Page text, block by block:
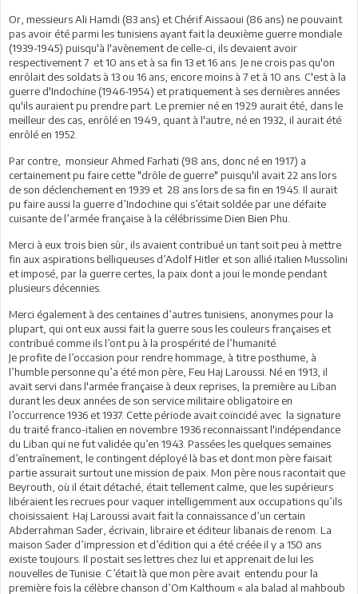
Or, messieurs Ali Hamdi (83 ans) et Chérif Aissaoui (86 ans) ne pouvaint
pas avoir été parmi les tunisiens ayant fait la deuxième guerre mondiale
(1939-1945) puisqu'à l'avènement de celle-ci, ils devaient avoir
respectivement 7 et 10 ans et à sa fin 13 et 16 ans. Je ne crois pas qu'on
enrôlait des soldats à 13 ou 16 ans, encore moins à 7 et à 10 ans. C'est à la
guerre d'Indochine (1946-1954) et pratiquement à ses dernières années
qu'ils auraient pu prendre part. Le premier né en 1929 aurait été, dans le
meilleur des cas, enrôlé en 1949, quant à l'autre, né en 1932, il aurait été
enrôlé en 1952.
Par contre, monsieur Ahmed Farhati (98 ans, donc né en 1917) a
certainement pu faire cette "drôle de guerre" puisqu'il avait 22 ans lors
de son déclenchement en 1939 et 28 ans lors de sa fin en 1945. Il aurait
pu faire aussi la guerre d’Indochine qui s’était soldée par une défaite
cuisante de l’armée française à la célébrissime Dien Bien Phu.
Merci à eux trois bien sûr, ils avaient contribué un tant soit peu à mettre
fin aux aspirations belliqueuses d’Adolf Hitler et son allié italien Mussolini
et imposé, par la guerre certes, la paix dont a joui le monde pendant
plusieurs décennies.
Merci également à des centaines d’autres tunisiens, anonymes pour la
plupart, qui ont eux aussi fait la guerre sous les couleurs françaises et
contribué comme ils l’ont pu à la prospérité de l’humanité.
Je profite de l’occasion pour rendre hommage, à titre posthume, à
l’humble personne qu’a été mon père, Feu Haj Laroussi. Né en 1913, il
avait servi dans l'armée française à deux reprises, la première au Liban
durant les deux années de son service militaire obligatoire en
l’occurrence 1936 et 1937. Cette période avait coïncidé avec la signature
du traité franco-italien en novembre 1936 reconnaissant l'indépendance
du Liban qui ne fut validée qu’en 1943. Passées les quelques semaines
d’entraînement, le contingent déployé là bas et dont mon père faisait
partie assurait surtout une mission de paix. Mon père nous racontait que
Beyrouth, où il était détaché, était tellement calme, que les supérieurs
libéraient les recrues pour vaquer intelligemment aux occupations qu’ils
choisissaient. Haj Laroussi avait fait la connaissance d’un certain
Abderrahman Sader, écrivain, libraire et éditeur libanais de renom. La
maison Sader d’impression et d’édition qui a été créée il y a 150 ans
existe toujours. Il postait ses lettres chez lui et apprenait de lui les
nouvelles de Tunisie. C’était là que mon père avait entendu pour la
première fois la célèbre chanson d’Om Kalthoum « ala balad al mahboub